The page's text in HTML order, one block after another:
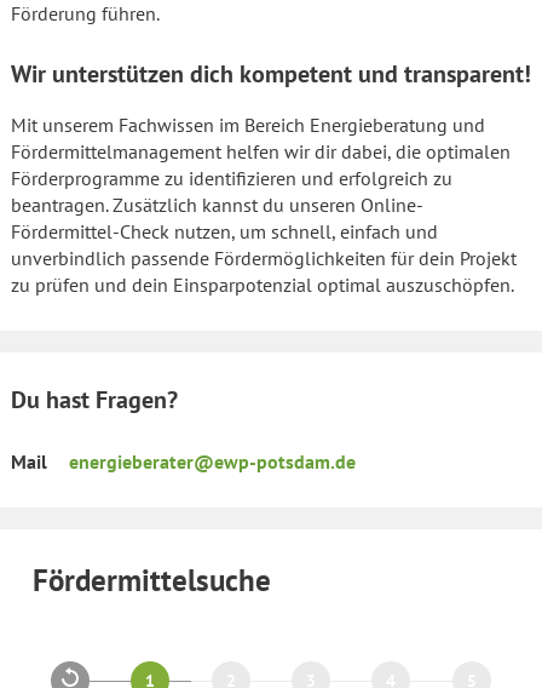
Förderung führen.
Wir unterstützen dich kompetent und transparent!
Mit unserem Fachwissen im Bereich Energieberatung und
Fördermittelmanagement helfen wir dir dabei, die optimalen
Förderprogramme zu identifizieren und erfolgreich zu
beantragen. Zusätzlich kannst du unseren Online-
Fördermittel-Check nutzen, um schnell, einfach und
unverbindlich passende Fördermöglichkeiten für dein Projekt
zu prüfen und dein Einsparpotenzial optimal auszuschöpfen.
Du hast Fragen?
Mail energieberater@ewp-potsdam.de
Fördermittelsuche